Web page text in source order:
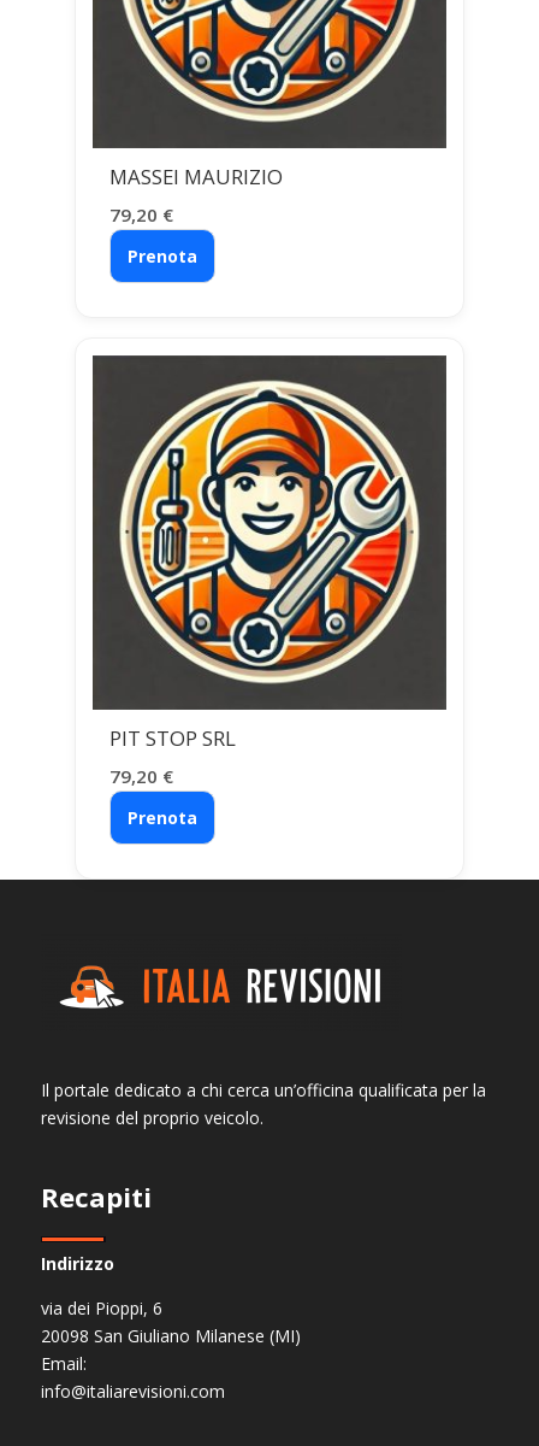
MASSEI MAURIZIO
79,20 €
Prenota
PIT STOP SRL
79,20 €
Prenota
Il portale dedicato a chi cerca un’officina qualificata per la
revisione del proprio veicolo.
Recapiti
Indirizzo
via dei Pioppi, 6
20098 San Giuliano Milanese (MI)
Email:
info@italiarevisioni.com